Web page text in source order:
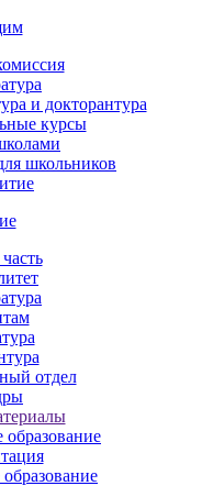
и докторантура
курсы
школьников
отдел